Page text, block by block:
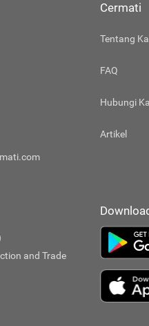
and Trade
Cermati
Tentang
FAQ
Hubungi
Artikel